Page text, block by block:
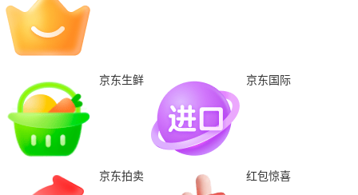
京东生鲜 京东国际
京东拍卖 红包惊喜